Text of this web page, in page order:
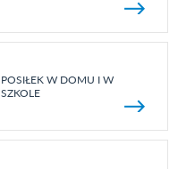
POSIŁEK W DOMU I W
SZKOLE